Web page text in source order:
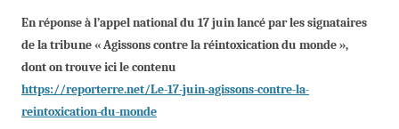
En réponse à l’appel national du 17 juin lancé par les signataires
de la tribune « Agissons contre la réintoxication du monde »,
dont on trouve ici le contenu
https://reporterre.net/Le-17-juin-agissons-contre-la-
reintoxication-du-monde